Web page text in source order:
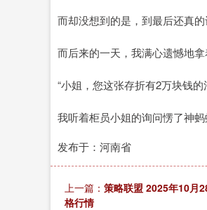
而却没想到的是，到最后还真
而后来的一天，我满心遗憾地
“小姐，您这张存折有2万块钱
我听着柜员小姐的询问愣了神
发布于：河南省
上一篇： 策略联盟 2025年10月
格行情